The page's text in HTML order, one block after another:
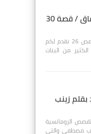
حواديت قبل النوم للعشاق / قصة 30
مرحباً بكم جميع أصدقائي ومتابعي موقعنا قصص 26 نقدم لكم
من البنات
بقلم زينب
الرومانسية
مصطفى والتي